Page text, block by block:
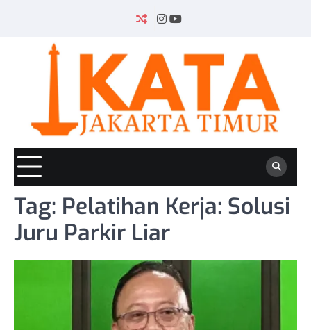
INSTAGRAM
YOUTUBE
Tag: Pelatihan Kerja: Solusi
Juru Parkir Liar